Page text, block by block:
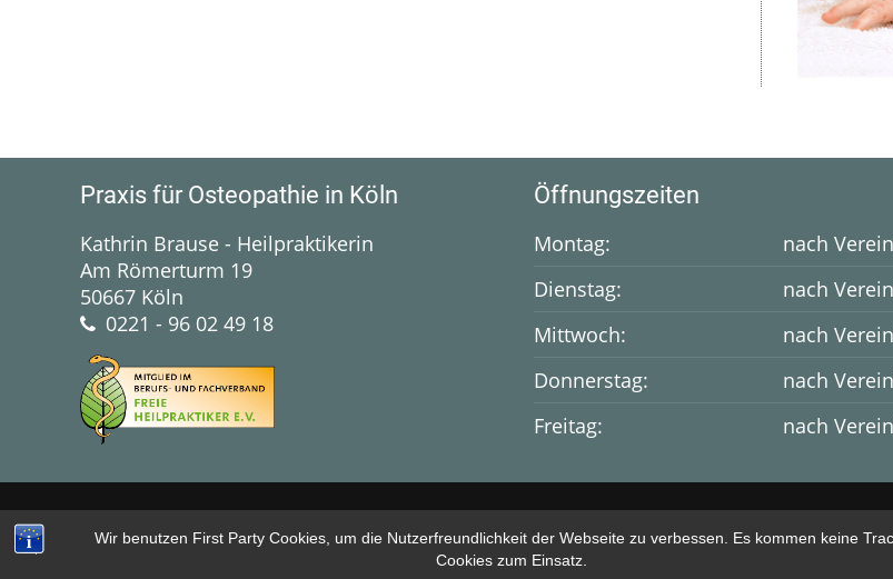
Wir benutzen First Party Cookies, um die Nutzerfreundlichkeit der Webseite zu verbessen. Es kommen keine
Cookies zum Einsatz.
Praxis für Osteopathie in Köln
Kathrin Brause - Heilpraktikerin
Am Römerturm 19
50667 Köln
0221 - 96 02 49 18
Öffnungszeiten
Montag:
nach
Dienstag:
nach
Mittwoch:
nach
Donnerstag:
nach
Freitag:
nach